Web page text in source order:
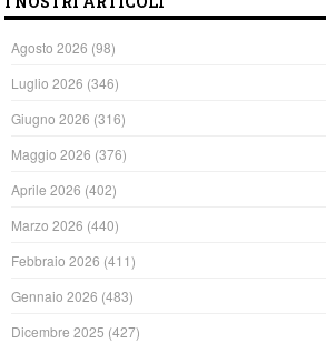
Agosto 2026 (98)
Luglio 2026 (346)
Giugno 2026 (316)
Maggio 2026 (376)
Aprile 2026 (402)
Marzo 2026 (440)
Febbraio 2026 (411)
Gennaio 2026 (483)
Dicembre 2025 (427)